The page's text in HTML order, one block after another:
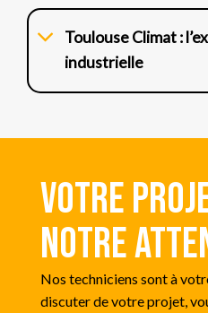
Toulouse Climat :
industrielle
Votre
notre
Nos techniciens sont à
discuter de votre projet,